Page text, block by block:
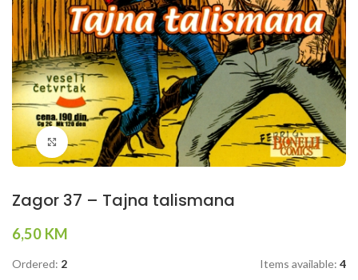
Klikni da povečaš
Zagor 37 – Tajna talismana
6,50 KM
Ordered: 2 Items available: 4